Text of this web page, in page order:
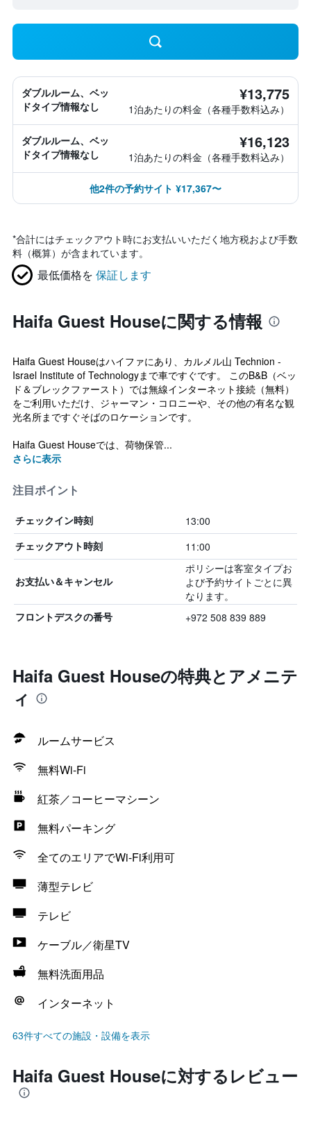
ダブルルーム、ベッ
ドタイプ情報なし
¥13,775
1泊あたりの料金（各種手数料込み）
ダブルルーム、ベッ
ドタイプ情報なし
¥16,123
1泊あたりの料金（各種手数料込み）
他2件の予約サイト ¥17,367〜
*合計にはチェックアウト時にお支払いいただく地方税および手数
料（概算）が含まれています。
最低価格を 保証します
Haifa Guest Houseに関する情報
Haifa Guest Houseはハイファにあり、カルメル山 Technion -
Israel Institute of Technologyまで車ですぐです。 このB&B（ベッ
ド＆ブレックファースト）では無線インターネット接続（無料）
をご利用いただけ、ジャーマン・コロニーや、その他の有名な観
光名所まですぐそばのロケーションです。
Haifa Guest Houseでは、荷物保管...
さらに表示
注目ポイント
チェックイン時刻 13:00
チェックアウト時刻 11:00
お支払い＆キャンセル
ポリシーは客室タイプお
よび予約サイトごとに異
なります。
フロントデスクの番号 +972 508 839 889
Haifa Guest Houseの特典とアメニテ
ィ
ルームサービス
無料Wi-Fi
紅茶／コーヒーマシーン
無料パーキング
全てのエリアでWi-Fi利用可
薄型テレビ
テレビ
ケーブル／衛星TV
無料洗面用品
インターネット
63件すべての施設・設備を表示
Haifa Guest Houseに対するレビュー